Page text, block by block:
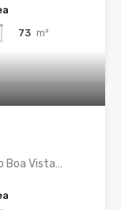
73 m²
Boa Vista…